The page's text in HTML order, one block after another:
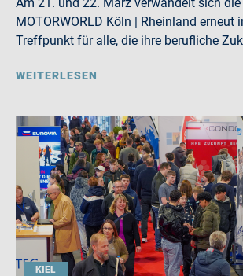
MOTORWORLD Köln | Rheinland erneut
Treffpunkt für alle, die ihre berufliche
WEITERLESEN
KIEL